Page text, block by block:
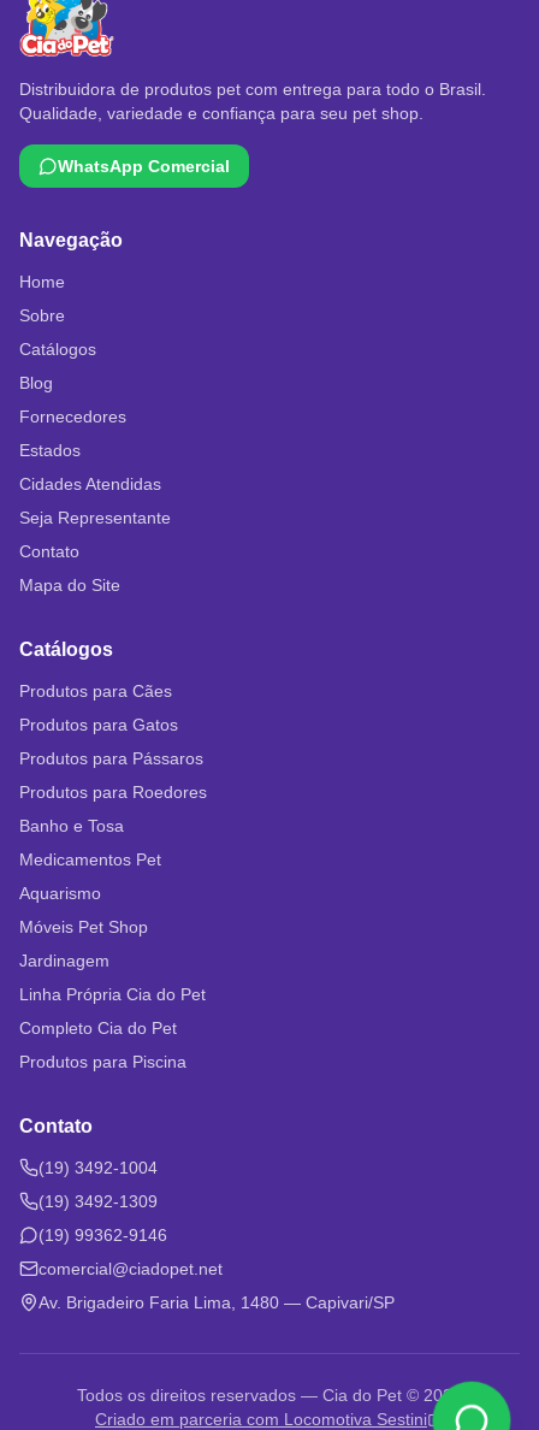
Distribuidora de produtos pet com entrega para todo o Brasil.
Qualidade, variedade e confiança para seu pet shop.
WhatsApp Comercial
Navegação
Home
Sobre
Catálogos
Blog
Fornecedores
Estados
Cidades Atendidas
Seja Representante
Contato
Mapa do Site
Catálogos
Produtos para Cães
Produtos para Gatos
Produtos para Pássaros
Produtos para Roedores
Banho e Tosa
Medicamentos Pet
Aquarismo
Móveis Pet Shop
Jardinagem
Linha Própria Cia do Pet
Completo Cia do Pet
Produtos para Piscina
Contato
(19) 3492-1004
(19) 3492-1309
(19) 99362-9146
comercial@ciadopet.net
Av. Brigadeiro Faria Lima, 1480 — Capivari/SP
Todos os direitos reservados — Cia do Pet © 2026
Criado em parceria com Locomotiva Sestini